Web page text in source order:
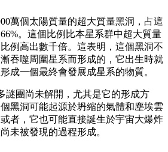
萬個太陽質量的超大質量黑洞，占這
。這個比例比本星系群中超大質量
例高出數千倍。這表明，這個黑洞不
吞噬周圍星系而形成的，它出生時就
成一個最終會發展成星系的物質。
謎團尚未解開，尤其是它的形成方
黑洞可能起源於坍縮的氣體和塵埃雲
者，它也可能直接誕生於宇宙大爆炸
未被發現的過程形成。